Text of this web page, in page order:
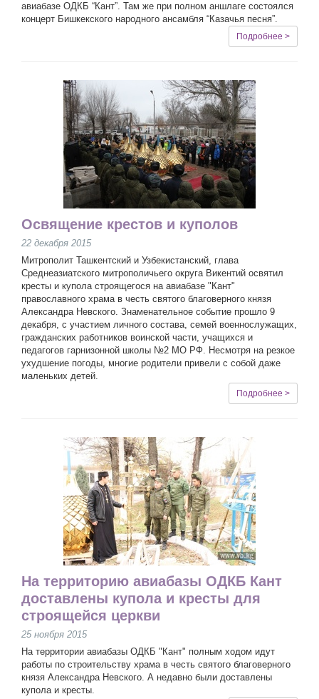
авиабазе ОДКБ “Кант”. Там же при полном аншлаге состоялся
концерт Бишкекского народного ансамбля “Казачья песня”.
Подробнее >
Освящение крестов и куполов
22 декабря 2015
Митрополит Ташкентский и Узбекистанский, глава
Среднеазиатского митрополичьего округа Викентий освятил
кресты и купола строящегося на авиабазе "Кант"
православного храма в честь святого благоверного князя
Александра Невского. Знаменательное событие прошло 9
декабря, с участием личного состава, семей военнослужащих,
гражданских работников воинской части, учащихся и
педагогов гарнизонной школы №2 МО РФ. Несмотря на резкое
ухудшение погоды, многие родители привели с собой даже
маленьких детей.
Подробнее >
На территорию авиабазы ОДКБ Кант
доставлены купола и кресты для
строящейся церкви
25 ноября 2015
На территории авиабазы ОДКБ "Кант" полным ходом идут
работы по строительству храма в честь святого благоверного
князя Александра Невского. А недавно были доставлены
купола и кресты.